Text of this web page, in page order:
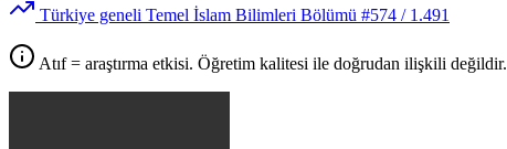
Türkiye geneli Temel İslam Bilimleri Bölümü #574 / 1.491
Atıf = araştırma etkisi. Öğretim kalitesi ile doğrudan ilişkili değildir.